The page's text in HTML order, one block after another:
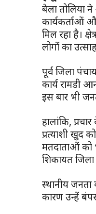
बेला तोलिया
कार्यकर्ताओं
मिल रहा है।
लोगों का
पूर्व जिला
कार्य रामडी
इस बार भी
हालांकि,
प्रत्याशी खुद
मतदाताओं को
शिकायत
स्थानीय
कारण उन्हें